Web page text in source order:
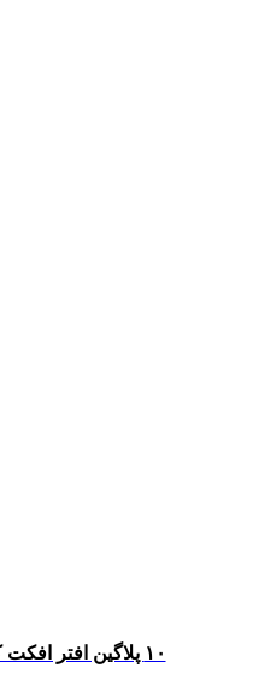
۱۰ پلاگین افتر افکت که هر متخصص جلوه‌های ویژه باید داشته باشد ( پلاگین های افتر افکت )